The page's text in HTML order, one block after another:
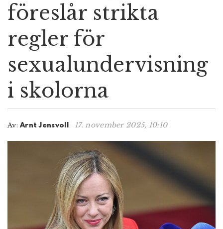
a
a
t
n
föreslår strikta
regler för
sexualundervisning
i skolorna
Av: Arnt Jensvoll 17. november 2025, 10:10